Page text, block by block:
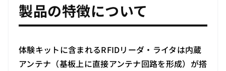
製品の特徴について
体験キットに含まれるRFIDリーダ・ライタは内蔵
アンテナ（基板上に直接アンテナ回路を形成）が搭